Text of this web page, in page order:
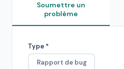
Soumettre un
problème
Type *
Rapport de bug